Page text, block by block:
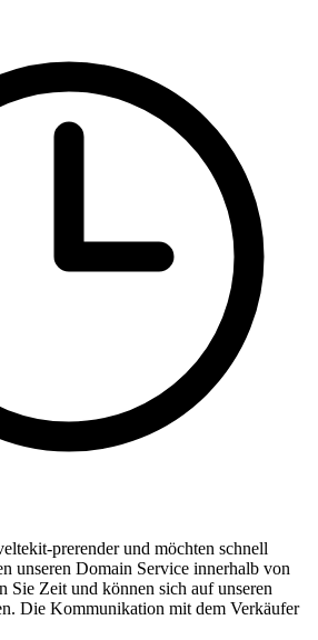
prerender und möchten schnell
unseren Domain Service innerhalb von
Sie Zeit und können sich auf unseren
Die Kommunikation mit dem Verkäufer